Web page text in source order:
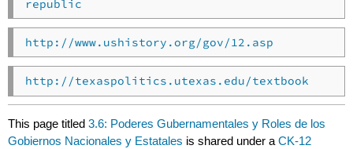
republic
http://www.ushistory.org/gov/12.asp
http://texaspolitics.utexas.edu/textbook
This page titled3.6: Poderes Gubernamentales y Roles de los
Gobiernos Nacionales y Estatales is shared under aCK-12